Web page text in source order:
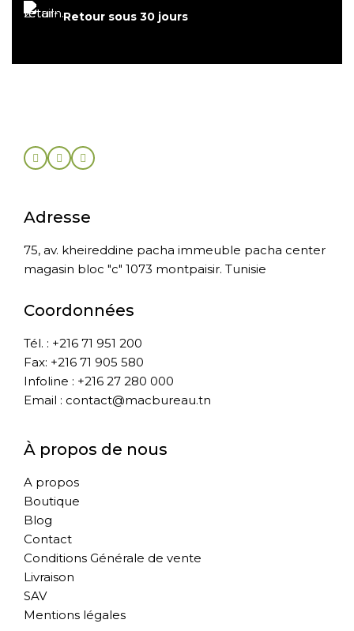
Retour sous 30 jours
Adresse
75, av. kheireddine pacha immeuble pacha center
magasin bloc "c" 1073 montpaisir. Tunisie
Coordonnées
Tél. : +216 71 951 200
Fax: +216 71 905 580
Infoline : +216 27 280 000
Email : contact@macbureau.tn
À propos de nous
A propos
Boutique
Blog
Contact
Conditions Générale de vente
Livraison
SAV
Mentions légales